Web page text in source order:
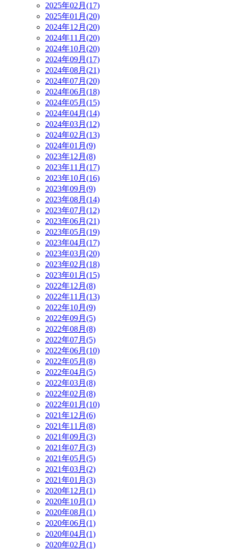
2025年02月(17)
2025年01月(20)
2024年12月(20)
2024年11月(20)
2024年10月(20)
2024年09月(17)
2024年08月(21)
2024年07月(20)
2024年06月(18)
2024年05月(15)
2024年04月(14)
2024年03月(12)
2024年02月(13)
2024年01月(9)
2023年12月(8)
2023年11月(17)
2023年10月(16)
2023年09月(9)
2023年08月(14)
2023年07月(12)
2023年06月(21)
2023年05月(19)
2023年04月(17)
2023年03月(20)
2023年02月(18)
2023年01月(15)
2022年12月(8)
2022年11月(13)
2022年10月(9)
2022年09月(5)
2022年08月(8)
2022年07月(5)
2022年06月(10)
2022年05月(8)
2022年04月(5)
2022年03月(8)
2022年02月(8)
2022年01月(10)
2021年12月(6)
2021年11月(8)
2021年09月(3)
2021年07月(3)
2021年05月(5)
2021年03月(2)
2021年01月(3)
2020年12月(1)
2020年10月(1)
2020年08月(1)
2020年06月(1)
2020年04月(1)
2020年02月(1)